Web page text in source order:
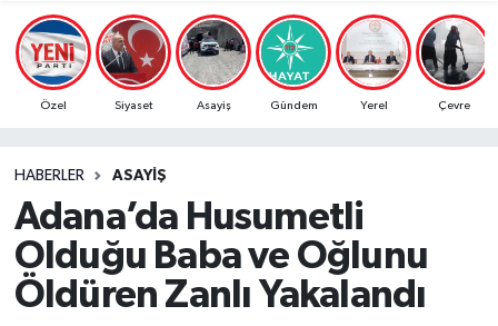
Özel Siyaset Asayiş Gündem Yerel Çevre
HABERLER ASAYIŞ
Adana’da Husumetli
Olduğu Baba ve Oğlunu
Öldüren Zanlı Yakalandı
Dünya
Eğitim
Gündem
Haber Reklam
Magazin
Adana Trafik Yoğunluk Haritası
Süper Lig Puan Durumu ve Fikstür
Son Dakika Haberleri
Haber Arşivi